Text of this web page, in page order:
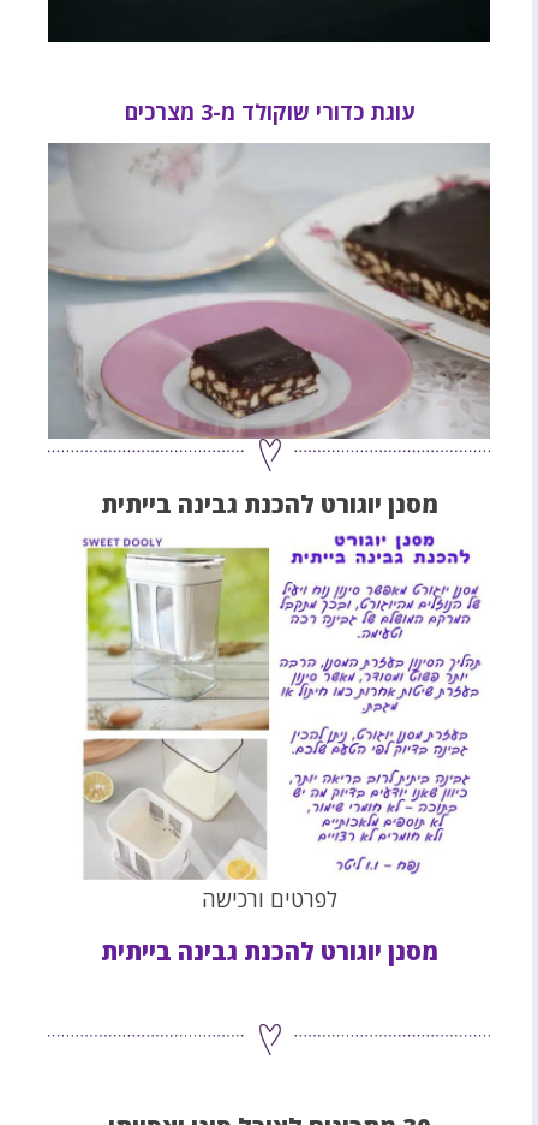
עוגת כדורי שוקולד מ-3 מצרכים
מסנן יוגורט להכנת גבינה בייתית
לפרטים ורכישה
מסנן יוגורט להכנת גבינה בייתית